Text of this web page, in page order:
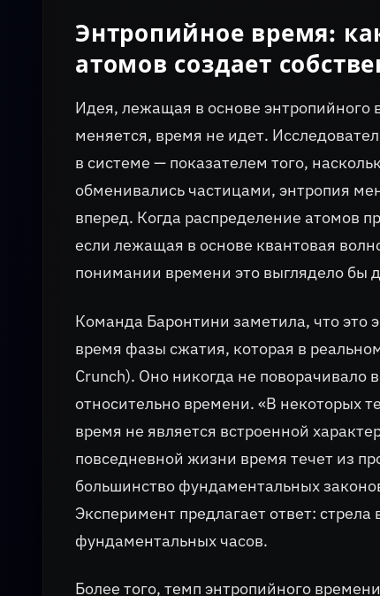
Энтропийное время:
атомов создает
Идея, лежащая в основе
меняется, время не идет.
в системе — показателем того,
обменивались частицами, энтропия
вперед. Когда распределение атомов
если лежащая в основе квантовая
понимании времени это выглядело бы
Команда Баронтини заметила, что это
время фазы сжатия, которая в
Crunch). Оно никогда не
относительно времени. «В некоторых
время не является встроенной
повседневной жизни время течет из
большинство фундаментальных
Эксперимент предлагает ответ:
фундаментальных часов.
Более того, темп энтропийного